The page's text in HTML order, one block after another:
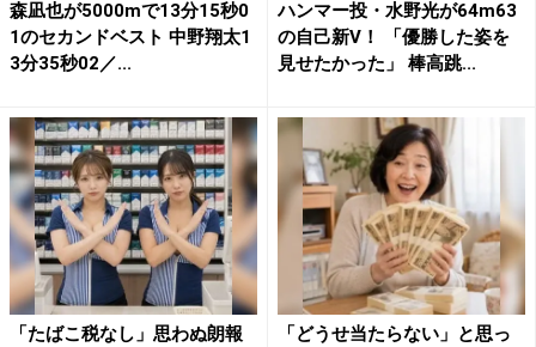
森凪也が5000mで13分15秒0
1のセカンドベスト 中野翔太1
3分35秒02／...
ハンマー投・水野光が64m63
の自己新V！ 「優勝した姿を
見せたかった」 棒高跳...
「たばこ税なし」思わぬ朗報
「どうせ当たらない」と思っ